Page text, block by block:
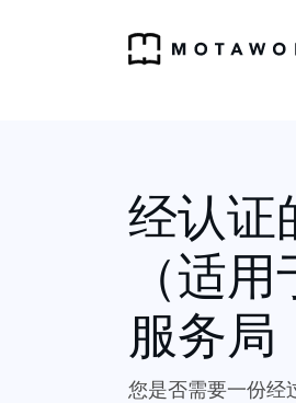
经认证
（适
服务局
您是否需要一份经